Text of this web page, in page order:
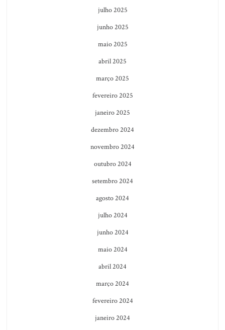
julho 2025
junho 2025
maio 2025
abril 2025
março 2025
fevereiro 2025
janeiro 2025
dezembro 2024
novembro 2024
outubro 2024
setembro 2024
agosto 2024
julho 2024
junho 2024
maio 2024
abril 2024
março 2024
fevereiro 2024
janeiro 2024